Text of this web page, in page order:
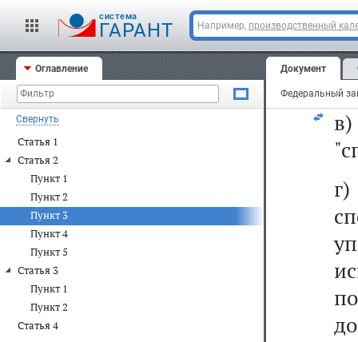
cистема
ГАРАНТ Например, производственный
Оглавление
Свернуть
Статья 1
Статья 2
Пункт 1
Пункт 2
Пункт 3
Пункт 4
Пункт 5
Статья 3
Пункт 1
Пункт 2
Статья 4
Документ